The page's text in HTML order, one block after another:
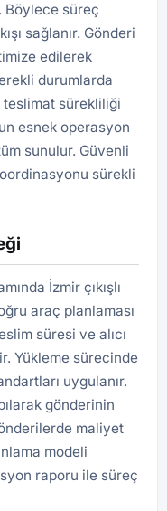
Böylece süreç
sağlanır. Gönderi
edilerek
durumlarda
teslimat sürekliliği
esnek operasyon
sunulur. Güvenli
sürekli
İzmir çıkışlı
araç planlaması
süresi ve alıcı
Yükleme sürecinde
uygulanır.
gönderinin
maliyet
modeli
raporu ile süreç